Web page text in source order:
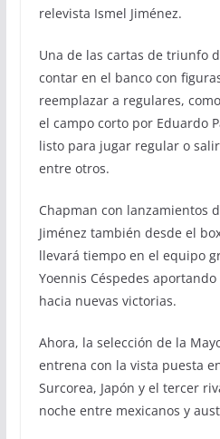
relevista Ismel Jiménez.
Una de las cartas de triunfo
contar en el banco con
reemplazar a regulares,
el campo corto por Eduardo
listo para jugar regular o
entre otros.
Chapman con lanzamientos
Jiménez también desde el
llevará tiempo en el equipo
Yoennis Céspedes
hacia nuevas victorias.
Ahora, la selección de la
entrena con la vista puesta
Surcorea, Japón y el tercer
noche entre mexicanos y